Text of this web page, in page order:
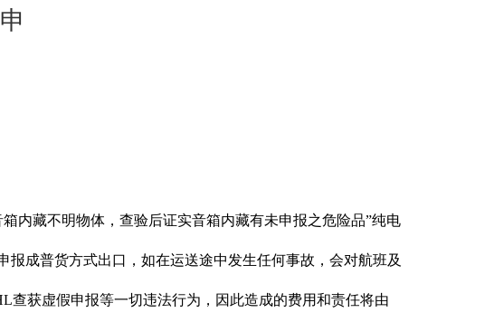
内藏不明物体，查验后证实音箱内藏有未申报之危险品”纯电
成普货方式出口，如在运送途中发生任何事故，会对航班及
查获虚假申报等一切违法行为，因此造成的费用和责任将由